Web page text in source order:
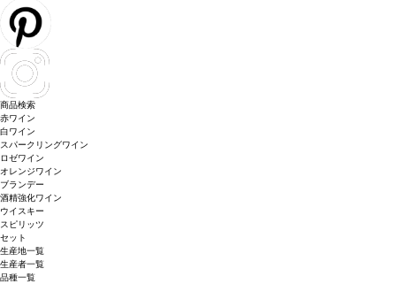
商品検索
赤ワイン
白ワイン
スパークリングワイン
ロゼワイン
オレンジワイン
ブランデー
酒精強化ワイン
ウイスキー
スピリッツ
セット
生産地一覧
生産者一覧
品種一覧